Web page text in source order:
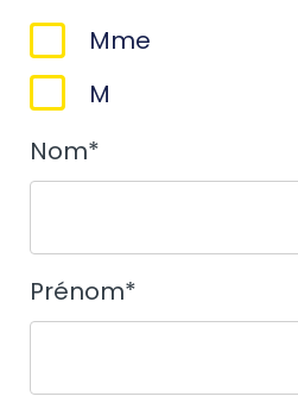
Sexe
Mme
M
Nom*
Prénom*